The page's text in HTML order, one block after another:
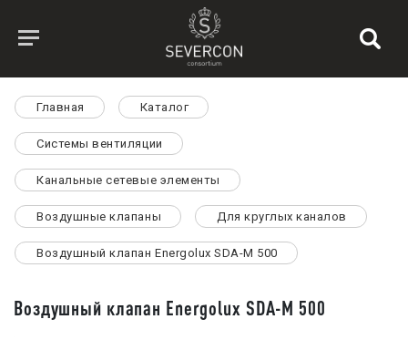
Главная Каталог
Системы вентиляции
Канальные сетевые элементы
Воздушные клапаны Для круглых каналов
Воздушный клапан Energolux SDA-M 500
Воздушный клапан Energolux SDA-M 500